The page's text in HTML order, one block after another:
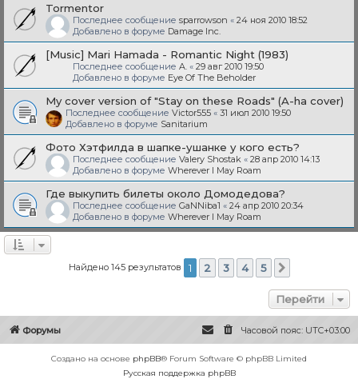
Tormentor
Последнее сообщение sparrowson « 24 ноя 2010 18:52
Добавлено в форуме Damage Inc.
[Music] Mari Hamada - Romantic Night (1983)
Последнее сообщение A. « 29 авг 2010 19:50
Добавлено в форуме Eye Of The Beholder
My cover version of "Stay on these Roads" (A-ha cover)
Последнее сообщение Victor555 « 31 июл 2010 19:50
Добавлено в форуме Sanitarium
Фото Хэтфилда в шапке-ушанке у кого есть?
Последнее сообщение Valery Shostak « 28 апр 2010 14:13
Добавлено в форуме Wherever I May Roam
Где выкупить билеты около Домодедова?
Последнее сообщение GaNNiba1 « 24 апр 2010 20:34
Добавлено в форуме Wherever I May Roam
Найдено 145 результатов 1 2 3 4 5
Перейти
Форумы Часовой пояс: UTC+03:00
Создано на основе phpBB® Forum Software © phpBB Limited
Русская поддержка phpBB